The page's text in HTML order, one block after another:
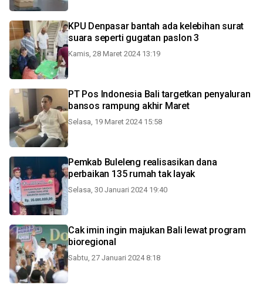
KPU Denpasar bantah ada kelebihan surat
suara seperti gugatan paslon 3
Kamis, 28 Maret 2024 13:19
PT Pos Indonesia Bali targetkan penyaluran
bansos rampung akhir Maret
Selasa, 19 Maret 2024 15:58
Pemkab Buleleng realisasikan dana
perbaikan 135 rumah tak layak
Selasa, 30 Januari 2024 19:40
Cak imin ingin majukan Bali lewat program
bioregional
Sabtu, 27 Januari 2024 8:18